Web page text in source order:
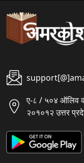
ए-८ / ५०४ ऑलिव
२०१०१२ उत्तर